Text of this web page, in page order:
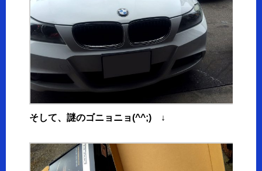
そして、謎のゴニョニョ(^^;) ↓